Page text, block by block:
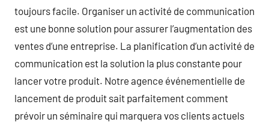
toujours facile. Organiser un activité de communication
est une bonne solution pour assurer l’augmentation des
ventes d’une entreprise. La planification d’un activité de
communication est la solution la plus constante pour
lancer votre produit. Notre agence événementielle de
lancement de produit sait parfaitement comment
prévoir un séminaire qui marquera vos clients actuels